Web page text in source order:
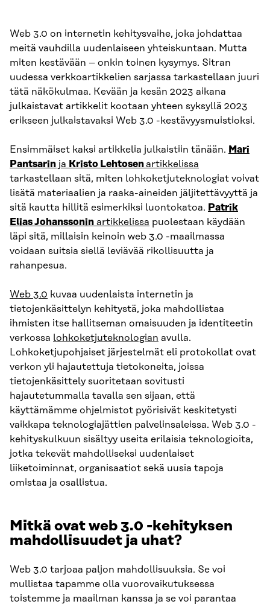
Web 3.0 on internetin kehitysvaihe, joka johdattaa
meitä vauhdilla uudenlaiseen yhteiskuntaan. Mutta
miten kestävään – onkin toinen kysymys. Sitran
uudessa verkkoartikkelien sarjassa tarkastellaan juuri
tätä näkökulmaa. Kevään ja kesän 2023 aikana
julkaistavat artikkelit kootaan yhteen syksyllä 2023
erikseen julkaistavaksi Web 3.0 -kestävyysmuistioksi.
Ensimmäiset kaksi artikkelia julkaistiin tänään. Mari
Pantsarin ja Kristo Lehtosenartikkelissa
tarkastellaan sitä, miten lohkoketjuteknologiat voivat
lisätä materiaalien ja raaka-aineiden jäljitettävyyttä ja
sitä kautta hillitä esimerkiksi luontokatoa. Patrik
Elias Johanssonin artikkelissa puolestaan käydään
läpi sitä, millaisin keinoin web 3.0 -maailmassa
voidaan suitsia siellä leviävää rikollisuutta ja
rahanpesua.
Web 3.0 kuvaa uudenlaista internetin ja
tietojenkäsittelyn kehitystä, joka mahdollistaa
ihmisten itse hallitseman omaisuuden ja identiteetin
verkossa lohkoketjuteknologian avulla.
Lohkoketjupohjaiset järjestelmät eli protokollat ovat
verkon yli hajautettuja tietokoneita, joissa
tietojenkäsittely suoritetaan sovitusti
hajautetummalla tavalla sen sijaan, että
käyttämämme ohjelmistot pyörisivät keskitetysti
vaikkapa teknologiajättien palvelinsaleissa. Web 3.0 -
kehityskulkuun sisältyy useita erilaisia teknologioita,
jotka tekevät mahdolliseksi uudenlaiset
liiketoiminnat, organisaatiot sekä uusia tapoja
omistaa ja osallistua.
Mitkä ovat web 3.0 -kehityksen
mahdollisuudet ja uhat?
Web 3.0 tarjoaa paljon mahdollisuuksia. Se voi
mullistaa tapamme olla vuorovaikutuksessa
toistemme ja maailman kanssa ja se voi parantaa